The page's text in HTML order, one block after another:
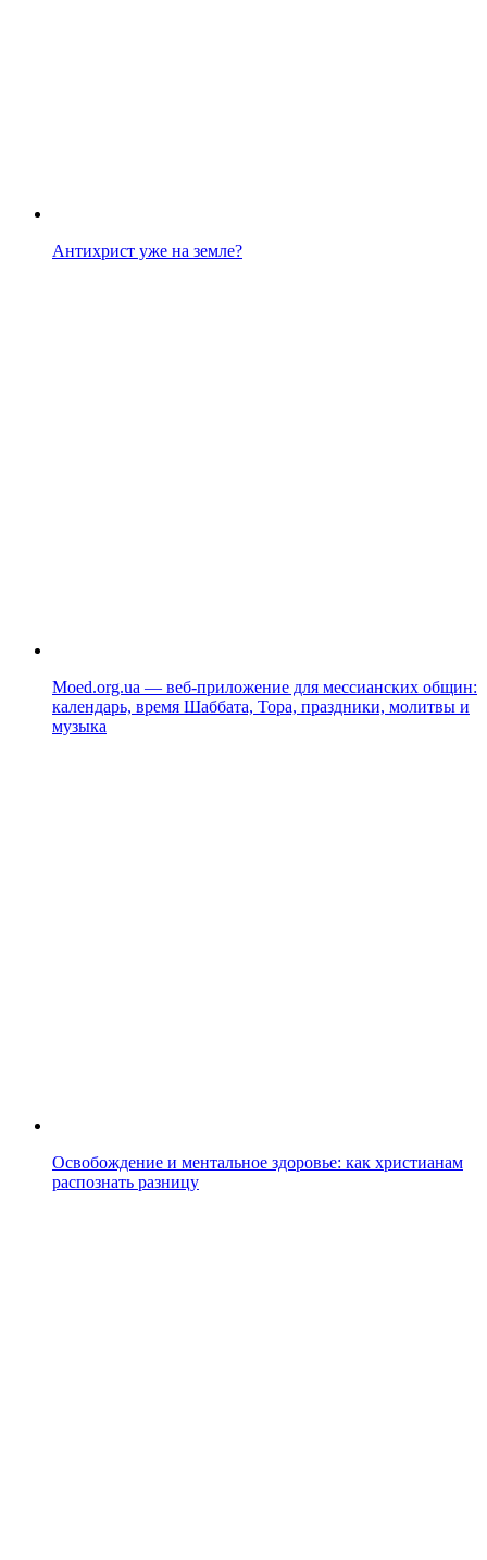
Антихрист уже на земле?
Moed.org.ua — веб-приложение для мессианских общин:
календарь, время Шаббата, Тора, праздники, молитвы и
музыка
Освобождение и ментальное здоровье: как христианам
распознать разницу